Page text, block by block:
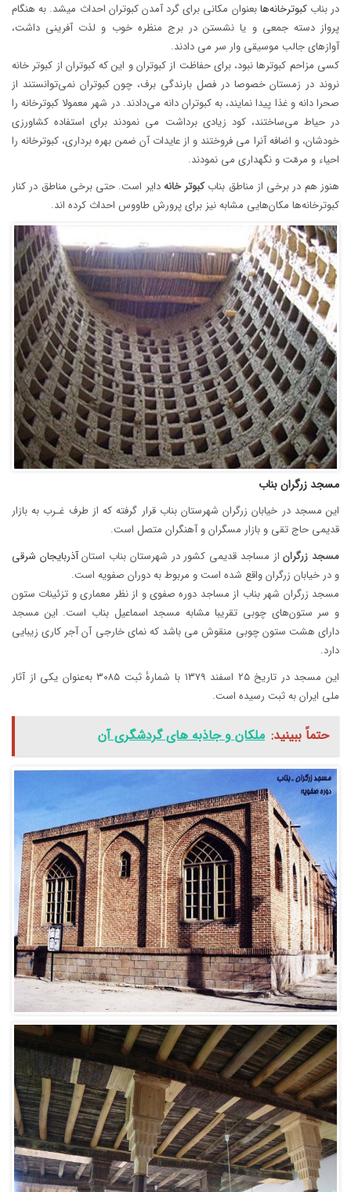
در بنابکبوترخانه‌هابعنوان مکانی برای گرد آمدن کبوتران احداث میشد. به هنگام
پرواز دسته جمعی و یا نشستن در برج منظره خوب و لذت آفرینی داشت،
آوازهای جالب موسیقی وار سر می دادند.
کسی مزاحم کبوترها نبود، برای حفاظت از کبوتران و این که کبوتران از کبوتر خانه
نروند در زمستان خصوصا در فصل بارندگی برف، چون کبوتران نمی‌توانستند از
صحرا دانه و غذا پیدا نمایند، به کبوتران دانه می‌دادند. در شهر معمولا کبوترخانه را
در حیاط می‌ساختند، کود زیادی برداشت می نمودند برای استفاده کشاورزی
خودشان، و اضافه آنرا می فروختند و از عایدات آن ضمن بهره برداری، کبوترخانه را
احیاء و مرمّت و نگهداری می نمودند.
هنوز هم در برخی از مناطق بنابکبوتر خانهدایر است. حتی برخی مناطق در کنار
کبوترخانه‌ها مکان‌هایی مشابه نیز برای پرورش طاووس احداث کرده اند.
مسجد زرگران بناب
این مسجد در خیابان زرگران شهرستان بناب قرار گرفته که از طرف غـرب به بازار
قدیمی حاج تقی و بازار مسگران و آهنگران متصل است.
مسجد زرگراناز مساجد قدیمی کشور در شهرستان بناب استانآذربایجان شرقی
و در خیابان زرگران واقع شده است و مربوط به دوران صفویه است.
مسجد زرگران شهر بناب از مساجد دوره صفوی و از نظر معماری و تزئینات ستون
و سر ستون‌های چوبی تقریبا مشابه مسجد اسماعیل بناب است. این مسجد
دارای هشت ستون چوبی منقوش می باشد که نمای خارجی آن آجر کاری زیبایی
دارد.
این مسجد در تاریخ ۲۵ اسفند ۱۳۷۹ با شمارهٔ ثبت ۳۰۸۵ به‌عنوان یکی از آثار
ملی ایران به ثبت رسیده است.
حتماً ببینید: ملکان و جاذبه های گردشگری آن